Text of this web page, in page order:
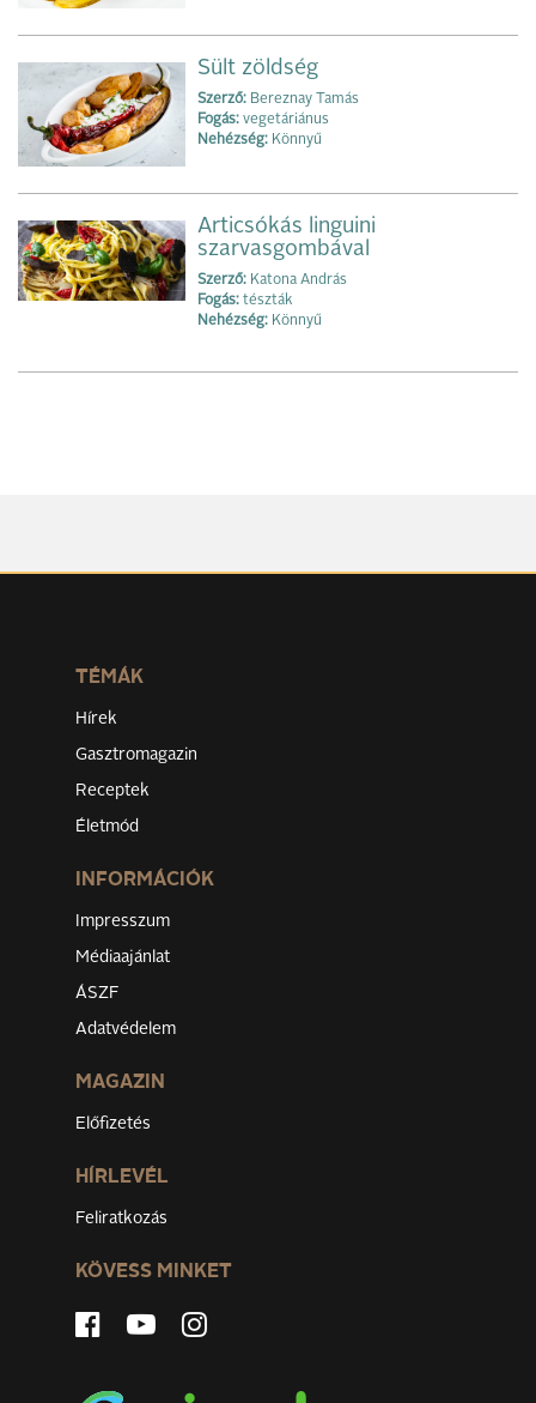
Sült zöldség
Szerző: Bereznay Tamás
Fogás: vegetáriánus
Nehézség: Könnyű
Articsókás linguini
szarvasgombával
Szerző: Katona András
Fogás: tészták
Nehézség: Könnyű
TÉMÁK
Hírek
Gasztromagazin
Receptek
Életmód
INFORMÁCIÓK
Impresszum
Médiaajánlat
ÁSZF
Adatvédelem
MAGAZIN
Előfizetés
HÍRLEVÉL
Feliratkozás
KÖVESS MINKET